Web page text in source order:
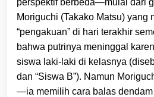
perspektif berbeda—mulai dari
Moriguchi (Takako Matsu) yang
“pengakuan” di hari terakhir
bahwa putrinya meninggal
siswa laki-laki di kelasnya
dan “Siswa B”). Namun
—ia memilih cara balas